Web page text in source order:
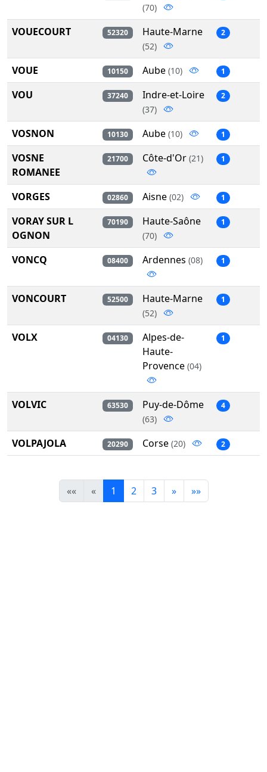
(70)
VOUECOURT 52320 Haute-Marne
(52)
2
VOUE 10150 Aube (10) 1
VOU 37240 Indre-et-Loire
(37)
2
VOSNON 10130 Aube (10) 1
VOSNE
ROMANEE
21700 Côte-d'Or (21) 1
VORGES 02860 Aisne (02) 1
VORAY SUR L
OGNON
70190 Haute-Saône
(70)
1
VONCQ 08400 Ardennes (08) 1
VONCOURT 52500 Haute-Marne
(52)
1
VOLX 04130
Alpes-de-
Haute-
Provence (04)
1
VOLVIC 63530 Puy-de-Dôme
(63)
4
VOLPAJOLA 20290 Corse (20) 2
«« « 1 2 3 » »»